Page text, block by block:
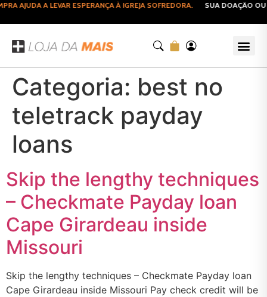
AJUDA A LEVAR ESPERANÇA À IGREJA SOFREDORA. SUA DOAÇÃO OU
Categoria: best no
teletrack payday
loans
Skip the lengthy techniques
– Checkmate Payday loan
Cape Girardeau inside
Missouri
Skip the lengthy techniques – Checkmate Payday loan
Cape Girardeau inside Missouri Pay check credit will be